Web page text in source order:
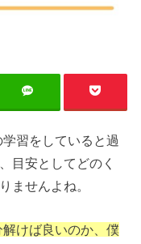
習をしていると過
目安としてどのく
ませんよね。
けば良いのか、僕